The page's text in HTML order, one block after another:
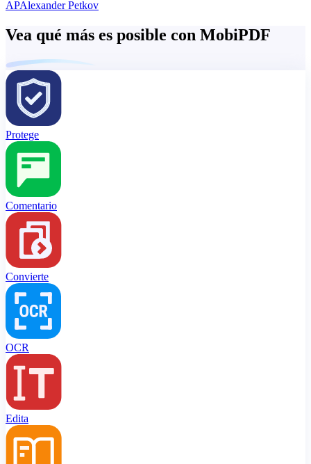
APAlexander Petkov
Vea qué más es posible con MobiPDF
Protege
Comentario
Convierte
OCR
Edita